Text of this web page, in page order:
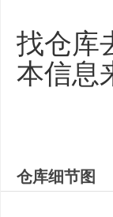
找仓库
本信息
仓库细节图